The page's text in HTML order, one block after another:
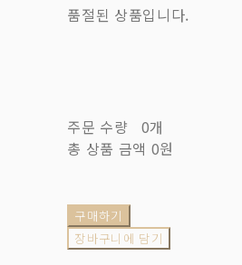
품절된 상품입니다.
주문 수량
0개
총 상품 금액 0원
구매하기
장바구니에 담기